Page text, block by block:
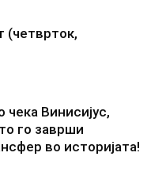
(четврток,
Винисијус,
го заврши
во историјата!